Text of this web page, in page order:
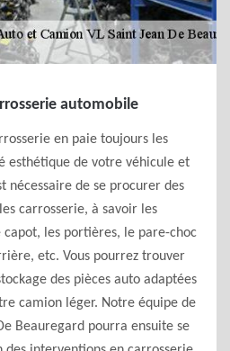
automobile
en paie toujours les
esthétique de votre véhicule et
nécessaire de se procurer des
carrosserie, à savoir les
les portières, le pare-choc
etc. Vous pourrez trouver
des pièces auto adaptées
camion léger. Notre équipe de
Beauregard pourra ensuite se